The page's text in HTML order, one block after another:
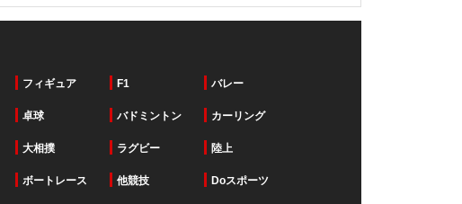
フィギュア F1 バレー
卓球 バドミントン カーリング
大相撲 ラグビー 陸上
ボートレース 他競技 Doスポーツ